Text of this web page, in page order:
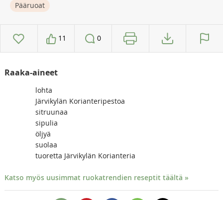
Pääruoat
11 0
Raaka-aineet
lohta
Järvikylän Korianteripestoa
sitruunaa
sipulia
öljyä
suolaa
tuoretta Järvikylän Korianteria
Katso myös uusimmat ruokatrendien reseptit täältä »